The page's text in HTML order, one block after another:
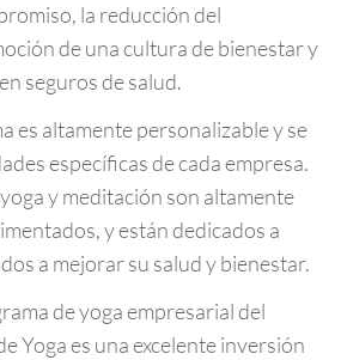
la reducción del
de una cultura de bienestar y
seguros de salud.
es altamente personalizable y se
específicas de cada empresa.
y meditación son altamente
y están dedicados a
a mejorar su salud y bienestar.
de yoga empresarial del
Yoga es una excelente inversión